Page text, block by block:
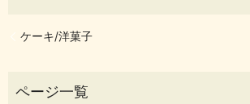
ケーキ/洋菓子